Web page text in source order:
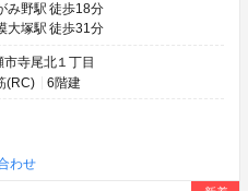
み野駅 徒歩18分
大塚駅 徒歩31分
寺尾北１丁目
(RC) 6階建
わせ